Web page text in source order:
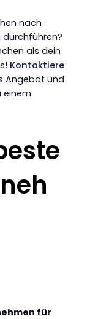
nach
durchführen?
als dein
Kontaktiere
Angebot und
einem
für